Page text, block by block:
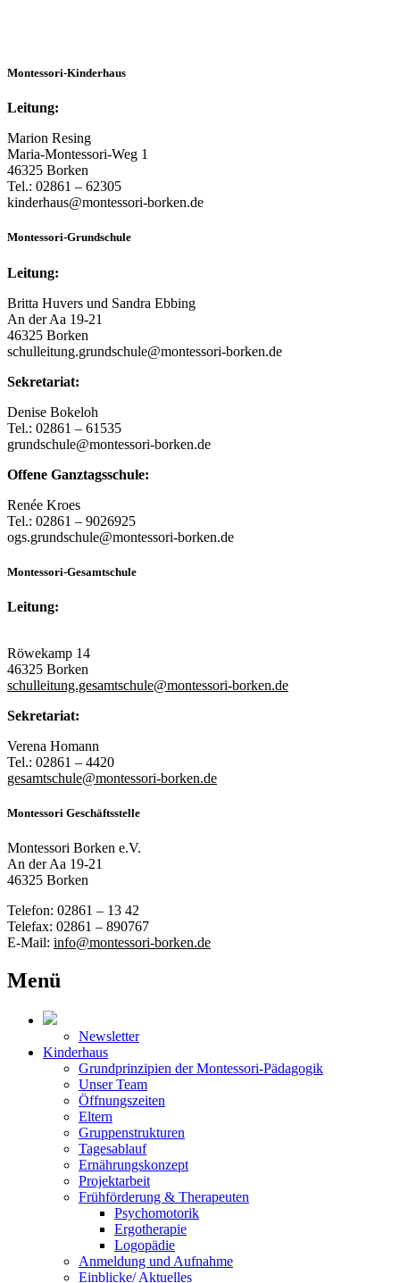
Montessori-Kinderhaus
Leitung:
Marion Resing
Maria-Montessori-Weg 1
46325 Borken
Tel.: 02861 – 62305
kinderhaus@montessori-borken.de
Montessori-Grundschule
Leitung:
Britta Huvers und Sandra Ebbing
An der Aa 19-21
46325 Borken
schulleitung.grundschule@montessori-borken.de
Sekretariat:
Denise Bokeloh
Tel.: 02861 – 61535
grundschule@montessori-borken.de
Offene Ganztagsschule:
Renée Kroes
Tel.: 02861 – 9026925
ogs.grundschule@montessori-borken.de
Montessori-Gesamtschule
Leitung:
Röwekamp 14
46325 Borken
schulleitung.gesamtschule@montessori-borken.de
Sekretariat:
Verena Homann
Tel.: 02861 – 4420
gesamtschule@montessori-borken.de
Montessori Geschäftsstelle
Montessori Borken e.V.
An der Aa 19-21
46325 Borken
Telefon: 02861 – 13 42
Telefax: 02861 – 890767
E-Mail: info@montessori-borken.de
Menü
Newsletter
Kinderhaus
Grundprinzipien der Montessori-Pädagogik
Unser Team
Öffnungszeiten
Eltern
Gruppenstrukturen
Tagesablauf
Ernährungskonzept
Projektarbeit
Frühförderung & Therapeuten
Psychomotorik
Ergotherapie
Logopädie
Anmeldung und Aufnahme
Einblicke/ Aktuelles